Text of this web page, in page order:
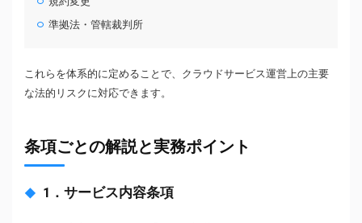
準拠法・管轄裁判所
これらを体系的に定めることで、クラウドサービス運営上の主要
な法的リスクに対応できます。
条項ごとの解説と実務ポイント
1．サービス内容条項